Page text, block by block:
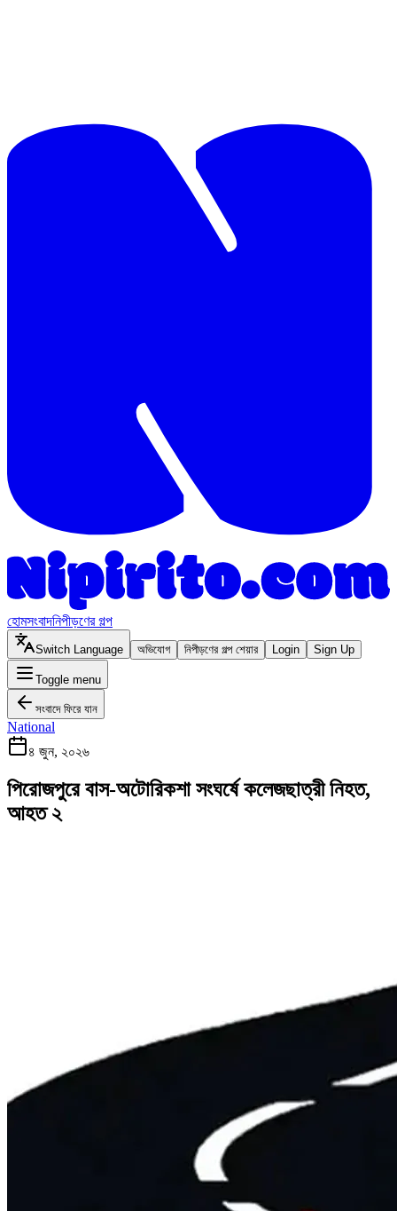
হোমসংবাদনিপীড়ণের গল্প
Switch Language অভিযোগ নিপীড়ণের গল্প শেয়ার Login Sign Up
Toggle menu
সংবাদে ফিরে যান
National
৪ জুন, ২০২৬
পিরোজপুরে বাস-অটোরিকশা সংঘর্ষে কলেজছাত্রী নিহত,
আহত ২